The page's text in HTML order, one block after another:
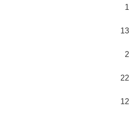
1
13
2
22
12